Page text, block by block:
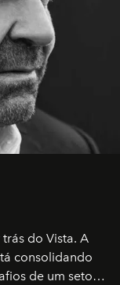
do Vista. A
consolidando
de um setor